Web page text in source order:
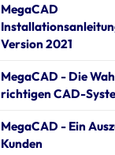
MegaCAD
Version 2021
MegaCAD - Die
richtigen CAD-
MegaCAD - Ein
Kunden